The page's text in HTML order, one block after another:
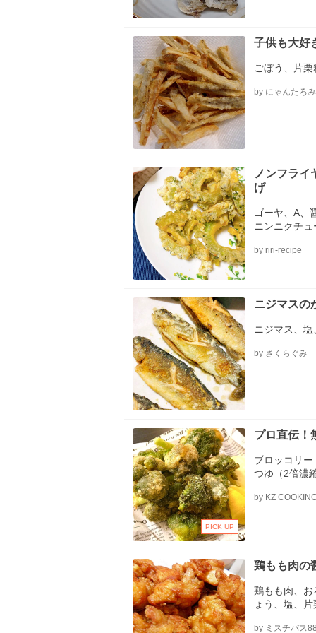
子供も大好
ごぼう、片
by にゃんたろ
ノンフライ
げ
ゴーヤ、A、
ニンニクチ
by riri-recipe
ニジマスの
ニジマス、
by さくらぐみ
PICK UP
プロ直伝！
ブロッコリ
つゆ（2倍濃
げ用）、レ
by KZ
鶏もも肉の
鶏もも肉、
ょう、塩、
by ミスチバス